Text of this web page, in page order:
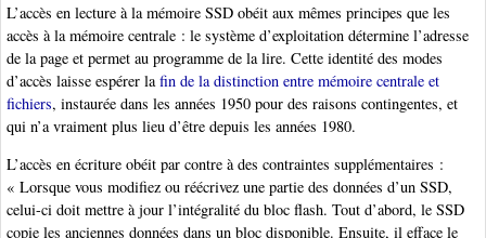
L’accès en lecture à la mémoire SSD obéit aux mêmes principes que les
accès à la mémoire centrale : le système d’exploitation détermine l’adresse
de la page et permet au programme de la lire. Cette identité des modes
d’accès laisse espérer la fin de la distinction entre mémoire centrale et
fichiers, instaurée dans les années 1950 pour des raisons contingentes, et
qui n’a vraiment plus lieu d’être depuis les années 1980.
L’accès en écriture obéit par contre à des contraintes supplémentaires :
« Lorsque vous modifiez ou réécrivez une partie des données d’un SSD,
celui-ci doit mettre à jour l’intégralité du bloc flash. Tout d’abord, le SSD
copie les anciennes données dans un bloc disponible. Ensuite, il efface le